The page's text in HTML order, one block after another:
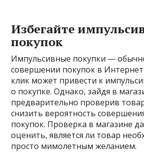
Избегайте
покупок
Импульсивные покупки —
совершении покупок в
клик может привести к
о покупке. Однако, зайдя в
предварительно проверив
снизить вероятность
покупок. Проверка в магазине
оценить, является ли товар
просто мимолетным желанием.